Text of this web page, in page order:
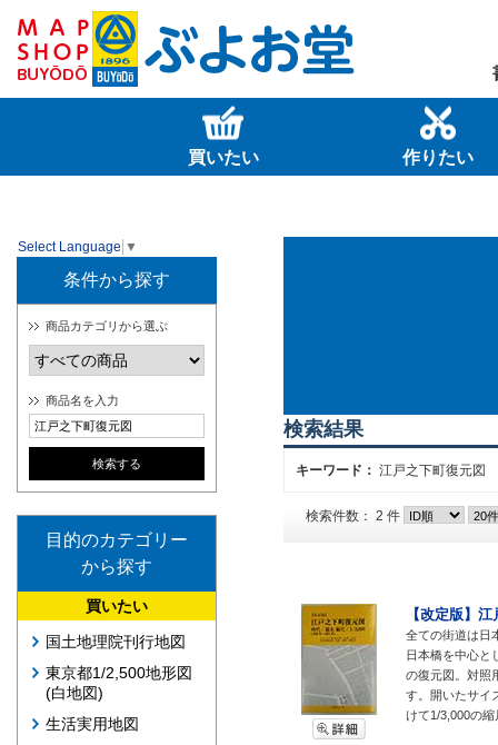
買いたい 作りたい
Select Language ▼
条件から探す
商品カテゴリから選ぶ
商品名を入力
目的のカテゴリー
から探す
買いたい
国土地理院刊行地図
東京都1/2,500地形図
(白地図)
生活実用地図
検索結果
キーワード： 江戸之下町復元図
検索件数： 2 件
【改定版】
全ての街道は日
日本橋を中心と
の復元図。対照
す。開いたサイ
けて1/3,000の